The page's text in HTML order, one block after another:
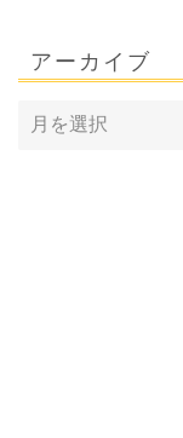
アーカイブ